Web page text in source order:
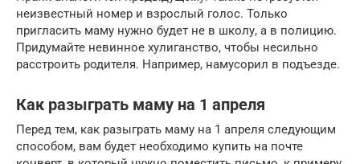
неизвестный номер и взрослый голос. Только
пригласить маму нужно будет не в школу, а в полицию.
Придумайте невинное хулиганство, чтобы несильно
расстроить родителя. Например, намусорил в подъезде.
Как разыграть маму на 1 апреля
Перед тем, как разыграть маму на 1 апреля следующим
способом, вам будет необходимо купить на почте